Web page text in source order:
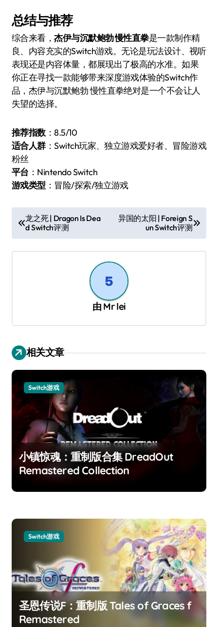
总结与推荐
综合来看，杰伊与沉默鲍勃 慢性直拳是一款制作精
良、内容充实的Switch游戏。无论是玩法设计、视听
表现还是内容体量，都展现出了极高的水准。如果
你正在寻找一款能够带来深度游戏体验的Switch作
品，杰伊与沉默鲍勃 慢性直拳绝对是一个不会让人
失望的选择。
推荐指数：8.5/10
适合人群：Switch玩家、独立游戏爱好者、冒险游戏
粉丝
平台 ：Nintendo Switch
游戏类型 ：冒险/探索/独立游戏
章
导
龙之死 | Dragon Is Dea
d Switch评测
异国的太阳 | Foreign S
un Switch评测
由 Mr lei
相关文章
Switch游戏
小镇惊魂：重制版合集 DreadOut
Remastered Collection
Switch游戏
圣恩传说F：重制版 Tales of Graces f
Remastered